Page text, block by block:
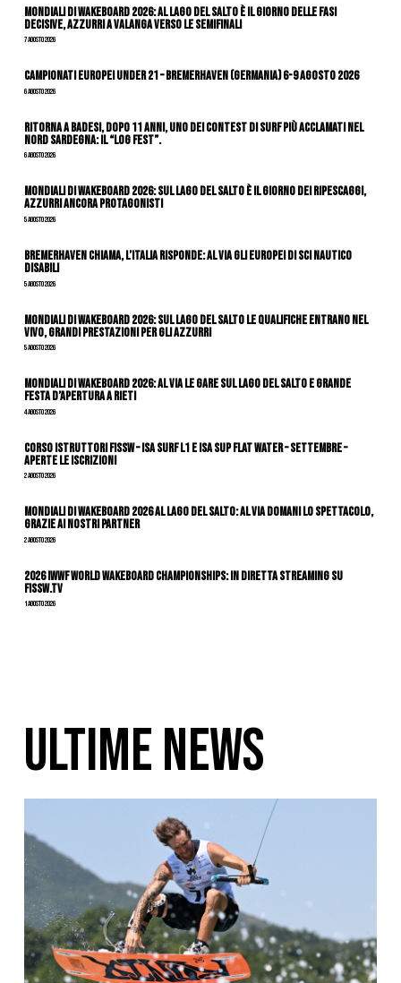
Mondiali di Wakeboard 2026: al Lago del Salto è il giorno delle fasi
decisive, azzurri a valanga verso le semifinali
7 Agosto 2026
Campionati Europei Under 21 – Bremerhaven (Germania) 6-9 agosto 2026
6 Agosto 2026
Ritorna a Badesi, dopo 11 anni, uno dei contest di surf più acclamati nel
nord Sardegna: il “Log Fest”.
6 Agosto 2026
Mondiali di Wakeboard 2026: sul Lago del Salto è il giorno dei ripescaggi,
azzurri ancora protagonisti
5 Agosto 2026
Bremerhaven chiama, l’Italia risponde: al via gli Europei di Sci Nautico
Disabili
5 Agosto 2026
Mondiali di Wakeboard 2026: sul Lago del Salto le qualifiche entrano nel
vivo, grandi prestazioni per gli azzurri
5 Agosto 2026
Mondiali di Wakeboard 2026: al via le gare sul Lago del Salto e grande
festa d’apertura a Rieti
4 Agosto 2026
CORSO ISTRUTTORI FISSW – ISA SURF L1 e ISA SUP Flat Water – SETTEMBRE –
APERTE LE ISCRIZIONI
2 Agosto 2026
Mondiali di Wakeboard 2026 al Lago del Salto: al via domani lo spettacolo,
grazie ai nostri Partner
2 Agosto 2026
2026 IWWF WORLD WAKEBOARD CHAMPIONSHIPS: IN DIRETTA STREAMING SU
FISSW.TV
1 Agosto 2026
ULTIME NEWS